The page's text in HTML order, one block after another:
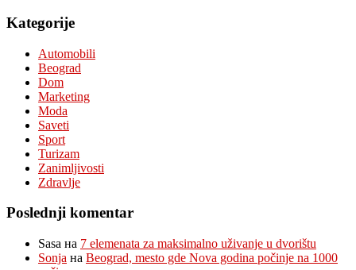
Kategorije
Automobili
Beograd
Dom
Marketing
Moda
Saveti
Sport
Turizam
Zanimljivosti
Zdravlje
Poslednji komentar
Sasa на 7 elemenata za maksimalno uživanje u dvorištu
Sonja на Beograd, mesto gde Nova godina počinje na 1000